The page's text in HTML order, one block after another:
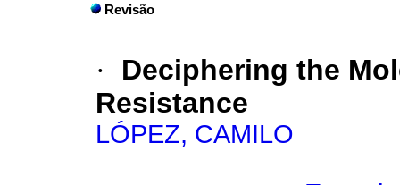
Revisão
·
Deciphering the
Resistance
LÓPEZ, CAMILO